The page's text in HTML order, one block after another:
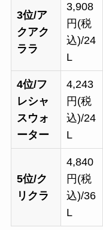
3位/ア
クアク
ララ
3,908
円(税
込)/24
L
4位/フ
レシャ
スウォ
ーター
4,243
円(税
込)/24
L
5位/ク
リクラ
4,840
円(税
込)/36
L